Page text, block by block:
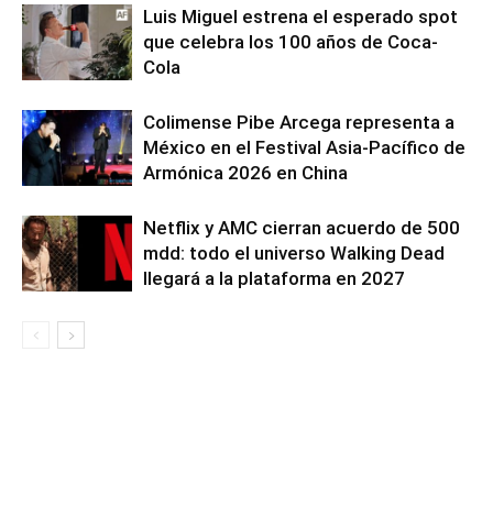
Luis Miguel estrena el esperado spot
que celebra los 100 años de Coca-
Cola
Colimense Pibe Arcega representa a
México en el Festival Asia-Pacífico de
Armónica 2026 en China
Netflix y AMC cierran acuerdo de 500
mdd: todo el universo Walking Dead
llegará a la plataforma en 2027